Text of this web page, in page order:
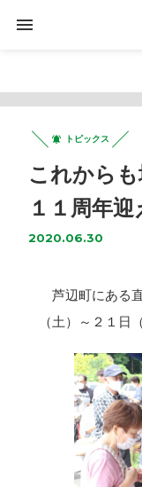
Warning : Trying to access array
トピックス
これから
１１周年迎
2020.06.30
芦辺町にある
（土）～２１日